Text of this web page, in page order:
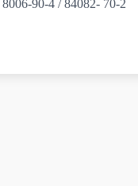
8006-90-4 / 84082- 70-2